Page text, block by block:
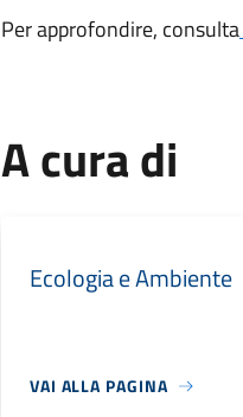
Per approfondire, consulta
A cura di
Ecologia e Ambiente
VAI ALLA PAGINA